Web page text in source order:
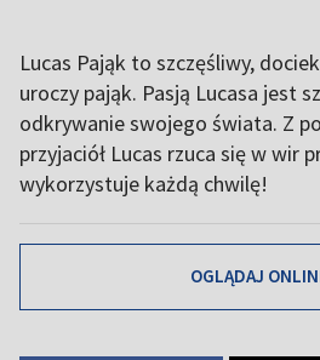
Lucas Pająk to szczęśliwy,
uroczy pająk. Pasją Lucasa jest
odkrywanie swojego świata. Z
przyjaciół Lucas rzuca się w wir
wykorzystuje każdą chwilę!
OGLĄDAJ